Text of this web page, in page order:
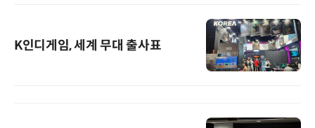
K인디게임, 세계 무대 출사표